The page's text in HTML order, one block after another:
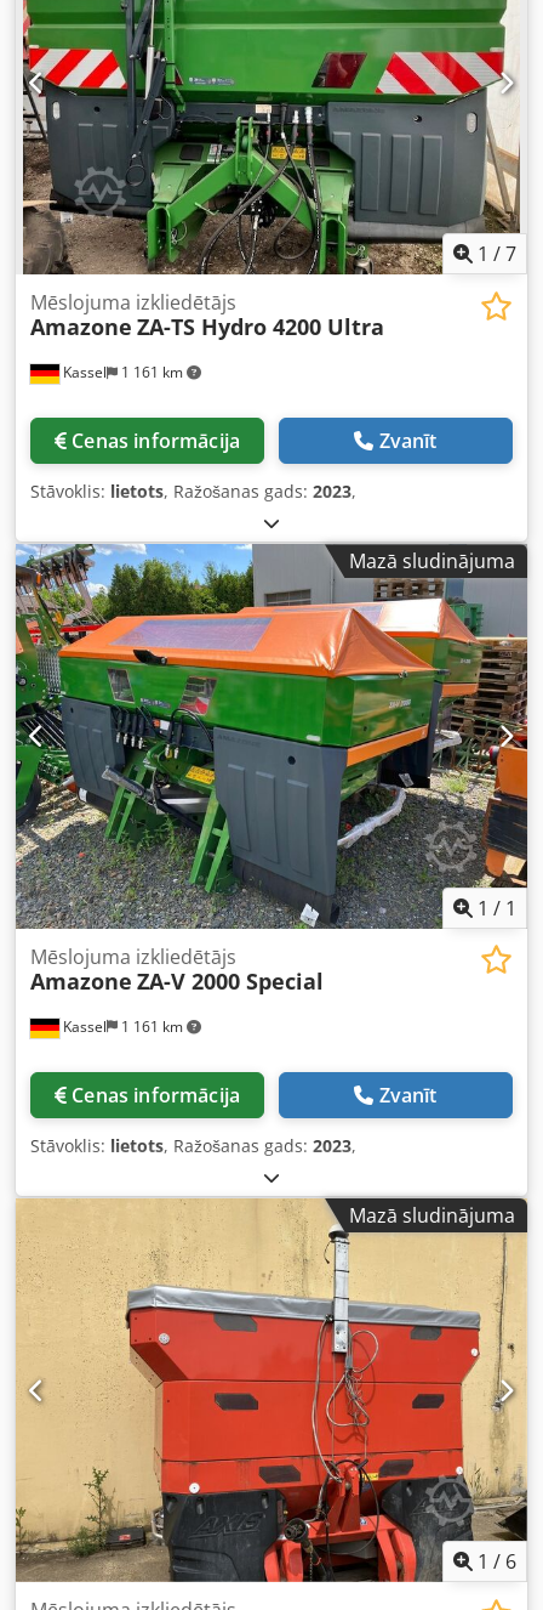
1 /7
Kassel 1 161 km
Mēslojuma izkliedētājs
Amazone ZA-TS Hydro 4200 Ultra
Cenas informācija Zvanīt
Stāvoklis: lietots, Ražošanas gads: 2023,
Mazā sludinājuma
1 / 1
Kassel 1 161 km
Mēslojuma izkliedētājs
Amazone ZA-V 2000 Special
Cenas informācija Zvanīt
Stāvoklis: lietots, Ražošanas gads: 2023,
Mazā sludinājuma
1 / 6